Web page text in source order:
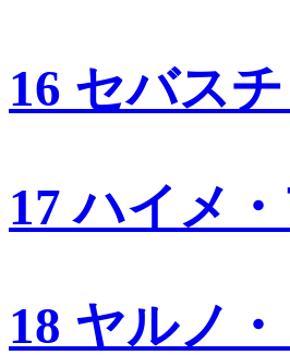
16 セバス
17 ハイメ
18 ヤルノ